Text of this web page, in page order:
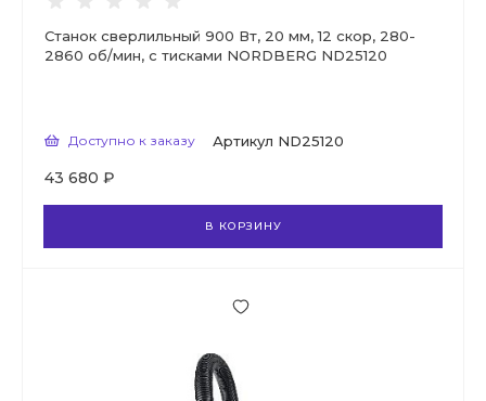
Станок сверлильный 900 Вт, 20 мм, 12 скор, 280-
2860 об/мин, с тисками NORDBERG ND25120
Доступно к заказу Артикул ND25120
43 680 ₽
В КОРЗИНУ